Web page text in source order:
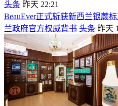
头条 昨天 22:21
BeauEver正式斩获新西兰银蕨
兰政府官方权威背书 头条 昨天